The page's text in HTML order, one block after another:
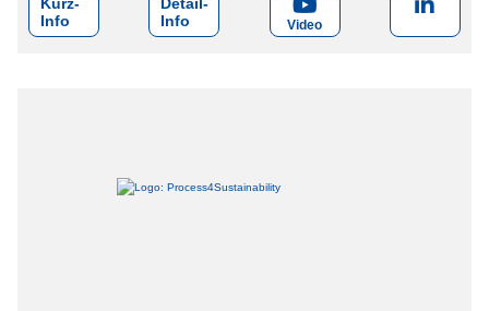
Info
Info
Video